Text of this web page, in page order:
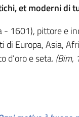
et moderni di
- 1601), pittore e
di Europa, Asia,
d’oro e seta. (Bim,